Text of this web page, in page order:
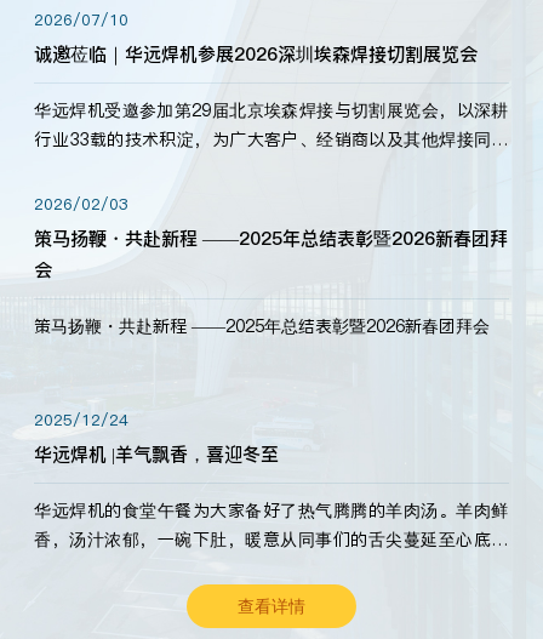
标准，持之以恒研发新产品、新技术。新老客户、行业伙伴、
海内外客户为目睹公司发布的新产…
2026/07/10
诚邀莅临｜华远焊机参展2026深圳埃森焊接切割展览会
华远焊机受邀参加第29届北京埃森焊接与切割展览会，以深耕
行业33载的技术积淀，为广大客户、经销商以及其他焊接同仁
2026/02/03
策马扬鞭・共赴新程 ——2025年总结表彰暨2026新春团拜
会
策马扬鞭・共赴新程 ——2025年总结表彰暨2026新春团拜会
2025/12/24
华远焊机 |羊气飘香，喜迎冬至
华远焊机的食堂午餐为大家备好了热气腾腾的羊肉汤。羊肉鲜
香，汤汁浓郁，一碗下肚，暖意从同事们的舌尖蔓延至心底。
查看详情